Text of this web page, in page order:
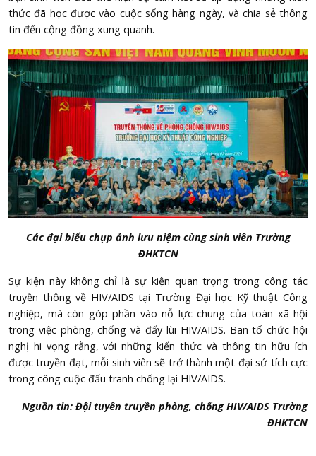
thức đã học được vào cuộc sống hàng ngày, và chia sẻ thông
tin đến cộng đồng xung quanh.
Các đại biểu chụp ảnh lưu niệm cùngsinh viên Trường
ĐHKTCN
Sự kiện này không chỉ là sự kiện quan trọng trong công tác
truyền thông về HIV/AIDS tại Trường Đại học Kỹ thuật Công
nghiệp, mà còn góp phần vào nỗ lực chung của toàn xã hội
trong việc phòng, chống và đẩy lùi HIV/AIDS. Ban tổ chức hội
nghị hi vọng rằng, với những kiến thức và thông tin hữu ích
được truyền đạt, mỗi sinh viên sẽ trở thành một đại sứ tích cực
trong công cuộc đấu tranh chống lại HIV/AIDS.
Nguồn tin: Đội tuyên truyền phòng, chống HIV/AIDS Trường
ĐHKTCN